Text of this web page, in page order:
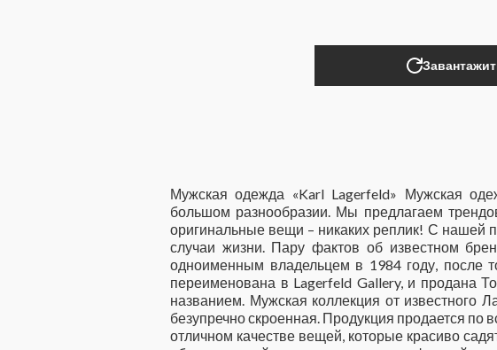
Мужская одежда «Karl Lagerfeld» Мужская
большом разнообразии. Мы предлагаем
оригинальные вещи – никаких реплик! С нашей
случаи жизни. Пару фактов об известном
одноименным владельцем в 1984 году, после
переименована в Lagerfeld Gallery, и продана
названием. Мужская коллекция от известного
безупречно скроенная. Продукция продается
отличном качестве вещей, которые красиво